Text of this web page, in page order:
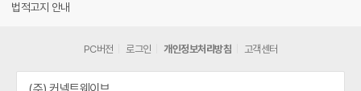
법적고지 안내
PC버전 로그인 개인정보처리방침 고객센터